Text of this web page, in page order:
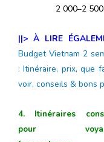
2 000–2
||> À LIRE
Budget Vietnam 2
: Itinéraire, prix, que
voir, conseils & bons
4. Itinéraires
pour